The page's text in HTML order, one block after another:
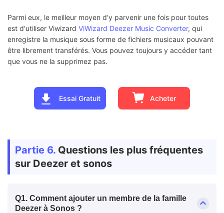
Parmi eux, le meilleur moyen d'y parvenir une fois pour toutes
est d'utiliser Viwizard ViWizard Deezer Music Converter, qui
enregistre la musique sous forme de fichiers musicaux pouvant
être librement transférés. Vous pouvez toujours y accéder tant
que vous ne la supprimez pas.
Essai Gratuit Acheter
Partie 6. Questions les plus fréquentes
sur Deezer et sonos
Q1. Comment ajouter un membre de la famille
Deezer à Sonos ?